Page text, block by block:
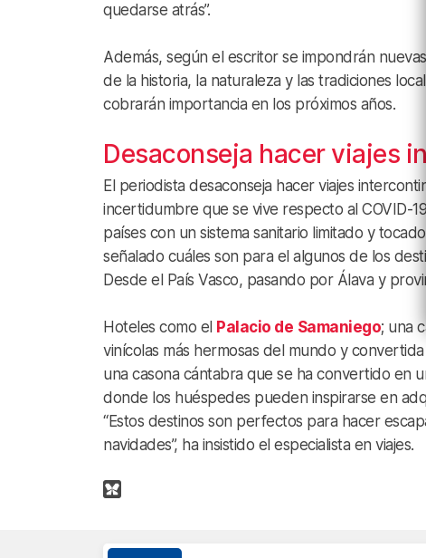
quedarse atrás”.
Además, según el escritor se impondrán
de la historia, la naturaleza y las tradiciones
cobrarán importancia en los próximos años.
Desaconseja hacer viajes
El periodista desaconseja hacer viajes
incertidumbre que se vive respecto al COVID-
países con un sistema sanitario limitado y
señalado cuáles son para el algunos de los
Desde el País Vasco, pasando por Álava y
Hoteles como el Palacio de Samaniego; una
vinícolas más hermosas del mundo y
una casona cántabra que se ha convertido en
donde los huéspedes pueden inspirarse en
“Estos destinos son perfectos para hacer
navidades”, ha insistido el especialista en viajes.